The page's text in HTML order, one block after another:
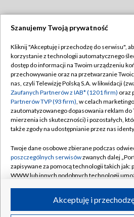
TVP
Abonament TVP
Emisja w TVP
Centrum informacji TVP
Naziemna Telewizja Cyfrowa
Rada Programowa
System NOS
Informacje o nadawcy
Program dla prasy
Regulamin
Polityka
Moje
Pomoc
Kontakt
Kanały
©2026 Telewizja Polska
Szanujemy Twoją prywatność
Kliknij "Akceptuję i przechodzę do serwisu",
korzystanie z technologii automatycznego
dostęp do informacji na Twoim urządzeniu
przechowywanie oraz na przetwarzanie
nas, czyli Telewizję Polską S.A. w likwidacji
Zaufanych Partnerów z IAB* (1201 firm) oraz
Partnerów TVP (93 firm), w celach
zautomatyzowanego dopasowania reklam
mierzenia ich skuteczności) i pozostałych,
także zgody na udostępnianie przez nas
Twoje dane osobowe zbierane podczas
poszczególnych serwisówzwanych dalej
zapisywane za pomocą technologii takich jak:
WWW lub innych podobnych technologii
ruchu w Internecie.Akceptuję i